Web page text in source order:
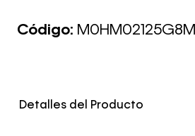
Código: M0HM02125G8M
Detalles del Producto